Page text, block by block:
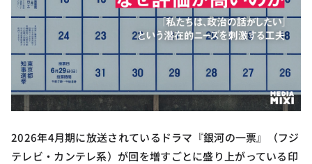
2026年4月期に放送されているドラマ『銀河の一票』（フジ
テレビ・カンテレ系）が回を増すごとに盛り上がっている印